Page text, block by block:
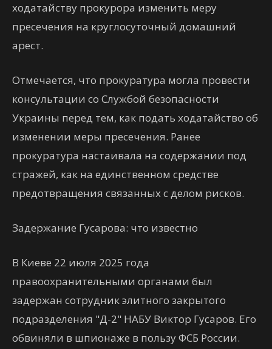
ходатайству прокурора изменить меру
пресечения на круглосуточный домашний
арест.
Отмечается, что прокуратура могла провести
консультации со Службой безопасности
Украины перед тем, как подать ходатайство об
изменении меры пресечения. Ранее
прокуратура настаивала на содержании под
стражей, как на единственном средстве
предотвращения связанных с делом рисков.
Задержание Гусарова: что известно
В Киеве 22 июля 2025 года
правоохранительными органами был
задержан сотрудник элитного закрытого
подразделения "Д-2" НАБУ Виктор Гусаров. Его
обвиняли в шпионаже в пользу ФСБ России.